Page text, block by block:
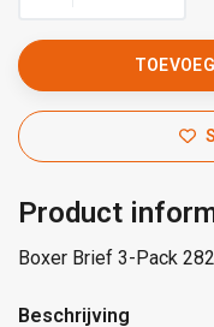
Product
Boxer Brief 3-Pack
Beschrijving